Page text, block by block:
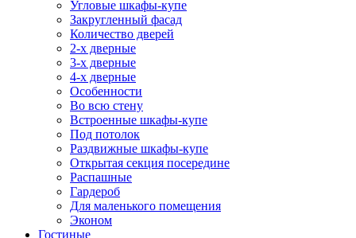
Угловые шкафы-купе
Закругленный фасад
Количество дверей
2-х дверные
3-х дверные
4-х дверные
Особенности
Во всю стену
Встроенные шкафы-купе
Под потолок
Раздвижные шкафы-купе
Открытая секция посередине
Распашные
Гардероб
Для маленького помещения
Эконом
Гостиные